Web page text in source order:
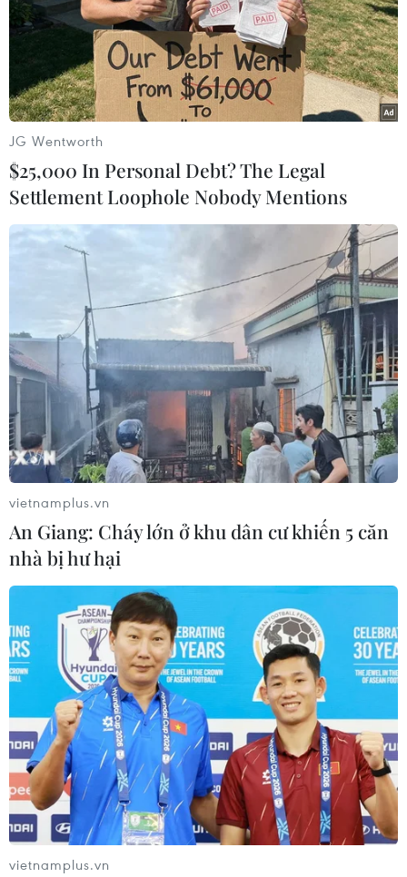
JG Wentworth
$25,000 In Personal Debt? The Legal
Settlement Loophole Nobody Mentions
vietnamplus.vn
An Giang: Cháy lớn ở khu dân cư khiến 5 căn
nhà bị hư hại
vietnamplus.vn